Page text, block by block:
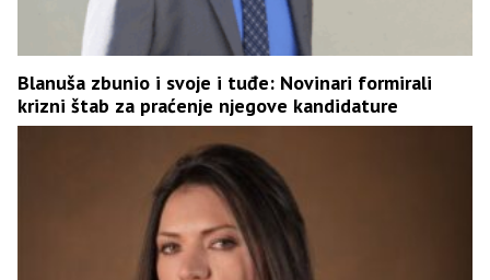
Blanuša zbunio i svoje i tuđe: Novinari formirali
krizni štab za praćenje njegove kandidature